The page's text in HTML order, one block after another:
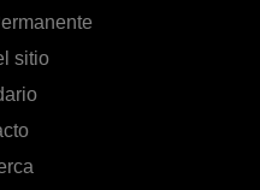
sitio